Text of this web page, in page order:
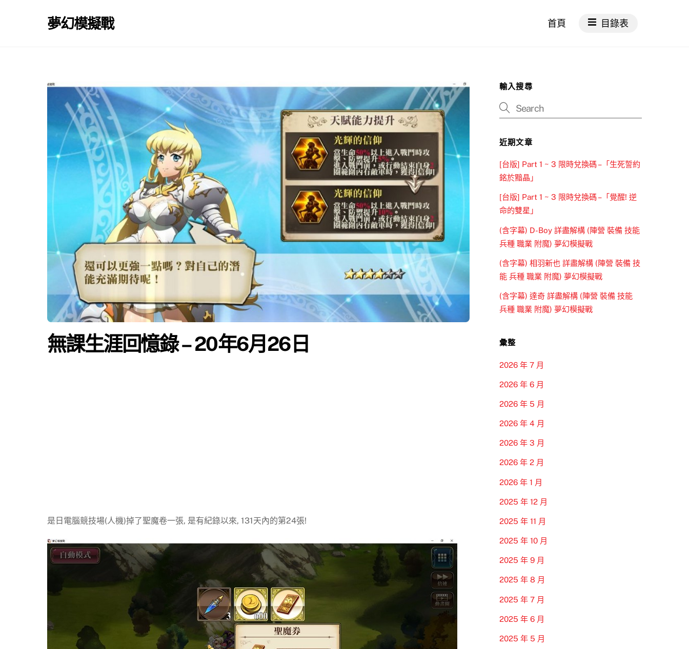
夢幻模擬戰 首頁 目錄表
無課生涯回憶錄 – 20年6月26日
是日電腦競技場(人機)掉了聖魔卷一張, 是有紀錄以來, 131天內的第24張!
輸入搜尋
近期文章
[台版] Part 1 ~ 3 限時兌換碼 –「生死誓約
銘於黯晶」
[台版] Part 1 ~ 3 限時兌換碼 –「覺醒! 逆
命的雙星」
(含字幕) D-Boy 詳盡解構 (陣營 裝備 技能
兵種 職業 附魔) 夢幻模擬戰
(含字幕) 相羽新也 詳盡解構 (陣營 裝備 技
能 兵種 職業 附魔) 夢幻模擬戰
(含字幕) 達奇 詳盡解構 (陣營 裝備 技能
兵種 職業 附魔) 夢幻模擬戰
彙整
2026 年 7 月
2026 年 6 月
2026 年 5 月
2026 年 4 月
2026 年 3 月
2026 年 2 月
2026 年 1 月
2025 年 12 月
2025 年 11 月
2025 年 10 月
2025 年 9 月
2025 年 8 月
2025 年 7 月
2025 年 6 月
2025 年 5 月